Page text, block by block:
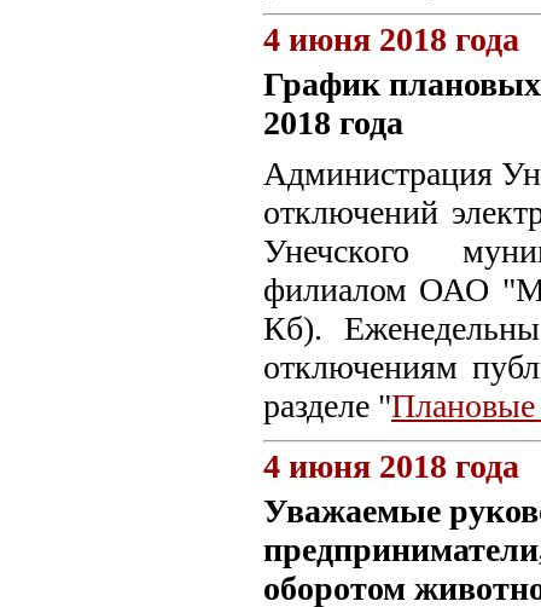
4 июня 2018 года
График
2018 года
Администрация
отключений
Унечского
филиалом ОАО
Кб).
отключениям
разделе "
4 июня 2018 года
Уважаемые
оборотом